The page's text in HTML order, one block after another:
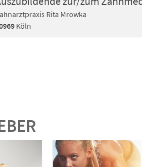
Rita Mrowka
Köln